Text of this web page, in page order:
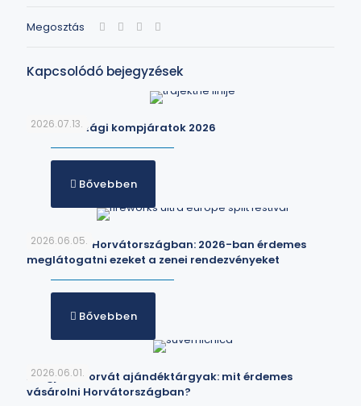
Megosztás
Kapcsolódó bejegyzések
2026.07.13.
Horvátországi kompjáratok 2026
Bővebben
2026.06.05.
Fesztiválok Horvátországban: 2026-ban érdemes
meglátogatni ezeket a zenei rendezvényeket
Bővebben
2026.06.01.
A legjobb horvát ajándéktárgyak: mit érdemes
vásárolni Horvátországban?